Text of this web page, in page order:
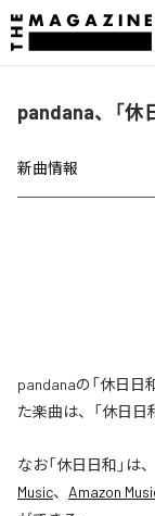
pandana、「休
新曲情報
pandanaの「休日日
た楽曲は、「休日日
なお「休日日和 」は、
Music、 Amazon